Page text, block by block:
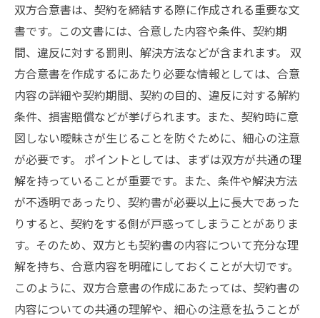
双方合意書は、契約を締結する際に作成される重要な文
書です。この文書には、合意した内容や条件、契約期
間、違反に対する罰則、解決方法などが含まれます。 双
方合意書を作成するにあたり必要な情報としては、合意
内容の詳細や契約期間、契約の目的、違反に対する解約
条件、損害賠償などが挙げられます。また、契約時に意
図しない曖昧さが生じることを防ぐために、細心の注意
が必要です。 ポイントとしては、まずは双方が共通の理
解を持っていることが重要です。また、条件や解決方法
が不透明であったり、契約書が必要以上に長大であった
りすると、契約をする側が戸惑ってしまうことがありま
す。そのため、双方とも契約書の内容について充分な理
解を持ち、合意内容を明確にしておくことが大切です。
このように、双方合意書の作成にあたっては、契約書の
内容についての共通の理解や、細心の注意を払うことが